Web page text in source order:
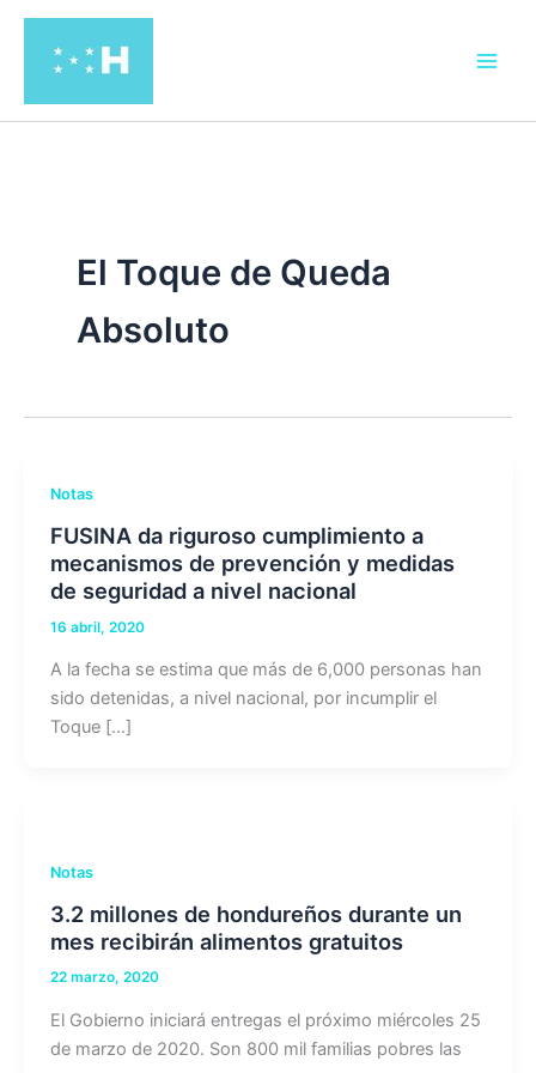
contenido
El Toque de Queda
Absoluto
Notas
FUSINA da riguroso cumplimiento a
mecanismos de prevención y medidas
de seguridad a nivel nacional
16 abril, 2020
A la fecha se estima que más de 6,000 personas han
sido detenidas, a nivel nacional, por incumplir el
Toque […]
Notas
3.2 millones de hondureños durante un
mes recibirán alimentos gratuitos
22 marzo, 2020
El Gobierno iniciará entregas el próximo miércoles 25
de marzo de 2020. Son 800 mil familias pobres las